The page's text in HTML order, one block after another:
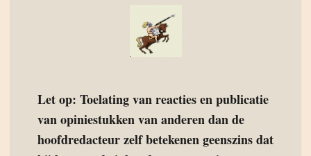
Let op: Toelating van reacties en publicatie
van opiniestukken van anderen dan de
hoofdredacteur zelf betekenen geenszins dat